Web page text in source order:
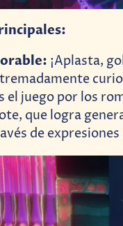
¡Aplasta,
el juego por los
que logra
de